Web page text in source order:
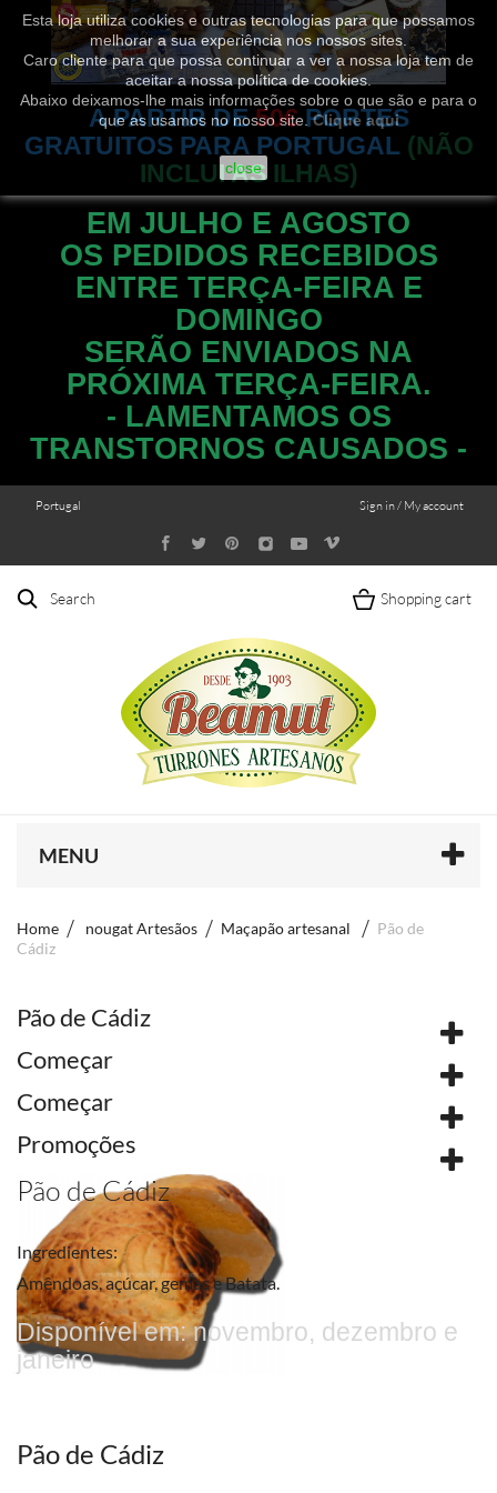
Esta loja utiliza cookies e outras tecnologias para que possamos
melhorar a sua experiência nos nossos sites.
Caro cliente para que possa continuar a ver a nossa loja tem de
aceitar a nossa política de cookies.
Abaixo deixamos-lhe mais informações sobre o que são e para o
que as usamos no nosso site.Clique aqui
close
A PARTIR DE 50€ PORTES
GRATUITOS PARA PORTUGAL (NÃO
INCLUI AS ILHAS)
EM JULHO E AGOSTO
OS PEDIDOS RECEBIDOS
ENTRE TERÇA-FEIRA E
DOMINGO
SERÃO ENVIADOS NA
PRÓXIMA TERÇA-FEIRA.
- LAMENTAMOS OS
TRANSTORNOS CAUSADOS -
Sign in / My account
Portugal
Search Shopping cart
MENU
Home nougat Artesãos Maçapão artesanal
Pão de
Cádiz
Pão de Cádiz
Começar
Começar
Promoções
Pão de Cádiz
Ingredientes:
Amêndoas, açúcar, gemas e Batata.
Disponível em: novembro, dezembro e
janeiro
Pão de Cádiz